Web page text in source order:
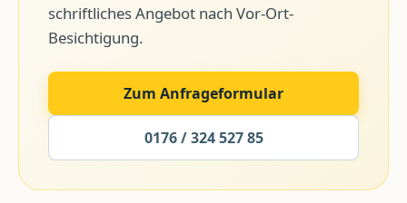
schriftliches Angebot nach Vor-Ort-
Besichtigung.
Zum Anfrageformular
0176 / 324 527 85